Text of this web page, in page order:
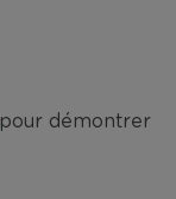
pour démontrer